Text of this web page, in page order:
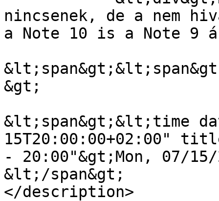
nincsenek, de a nem
a Note 10 is a Note 9
&gt;
&lt;span&gt;&lt;time
15T20:00:00+02:00"
- 20:00"&gt;Mon, 07/
&lt;/span&gt;
</description>